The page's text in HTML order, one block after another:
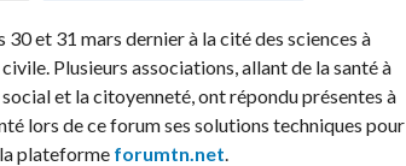
30 et 31 mars dernier à la cité des sciences à
Plusieurs associations, allant de la santé à
et la citoyenneté, ont répondu présentes à
lors de ce forum ses solutions techniques pour
plateforme forumtn.net.